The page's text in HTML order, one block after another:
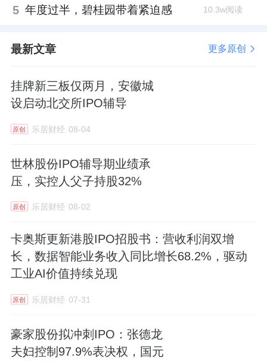
5 年度过半，碧桂园带着紧迫感 10.3w阅读
最新文章 更多原创
挂牌新三板仅两月，安徽城
设启动北交所IPO辅导
原创 乐居财经 08-04
世林股份IPO辅导期业绩承
压，实控人父子持股32%
原创 乐居财经 08-02
卡奥斯更新港股IPO招股书：营收利润双增
长，数据智能业务收入同比增长68.2%，驱动
工业AI价值持续兑现
原创 乐居财经 07-31
豪家股份拟冲刺IPO：张德龙
夫妇控制97.9%表决权，国元